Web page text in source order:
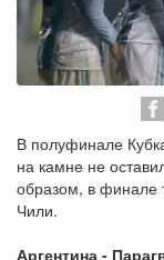
В полуфинале
на камне не
образом, в финале
Чили.
Аргентина -